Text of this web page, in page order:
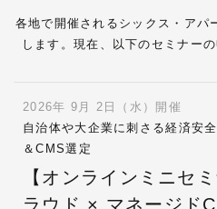
各地で開催されるシックス・アパ
します。現在、以下のセミナー
2026年 9月 2日（水）開催
自治体や大企業に刺さる経済安
＆CMS選定
【オンラインミニセ
ラウド × マネージド